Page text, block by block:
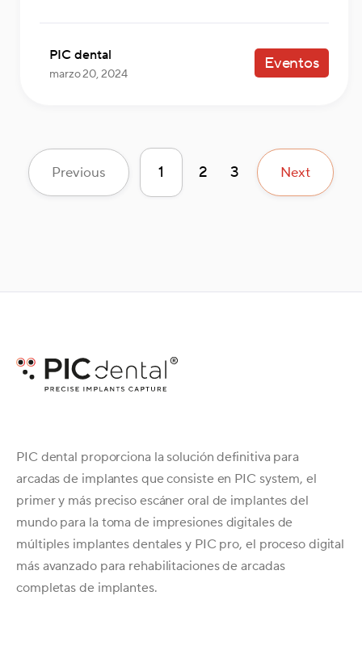
PIC dental
marzo 20, 2024
Eventos
Previous 1 2 3 Next
PIC dental proporciona la solución definitiva para
arcadas de implantes que consiste en PIC system, el
primer y más preciso escáner oral de implantes del
mundo para la toma de impresiones digitales de
múltiples implantes dentales y PIC pro, el proceso digital
más avanzado para rehabilitaciones de arcadas
completas de implantes.